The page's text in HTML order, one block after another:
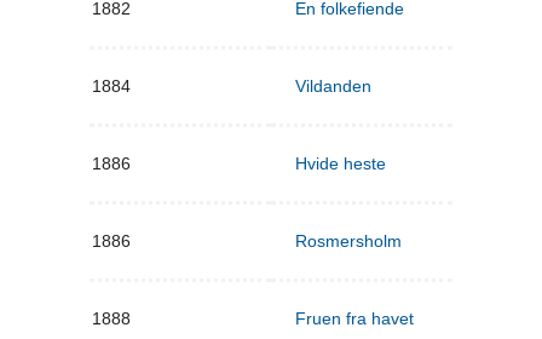
1882 En folkefiende
1884 Vildanden
1886 Hvide heste
1886 Rosmersholm
1888 Fruen fra havet